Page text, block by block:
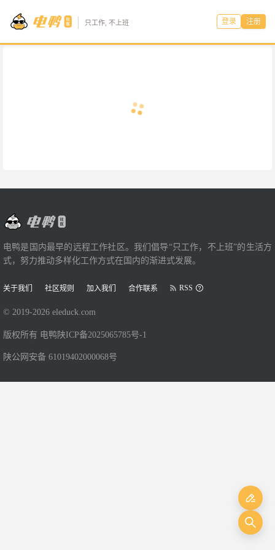
只工作, 不上班 登录 注册
电鸭是国内最早的远程工作社区。我们倡导“只工作，不上班”的生活方
式，努力推动多样化工作方式在国内的渐进式发展。
关于我们 社区规则 加入我们 合作联系 RSS
© 2019-2026 eleduck.com
版权所有 电鸭 陕ICP备2025065785号-1
陕公网安备 61019402000068号